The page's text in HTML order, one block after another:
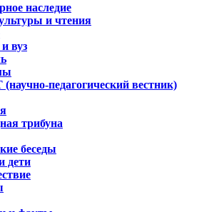
наследие
и чтения
вуз
педагогический вестник)
трибуна
беседы
дети